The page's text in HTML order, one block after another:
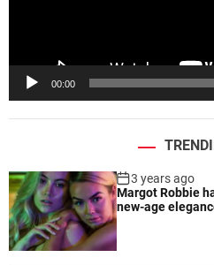
00:00
3 years ago
Margot Robbie
new-age